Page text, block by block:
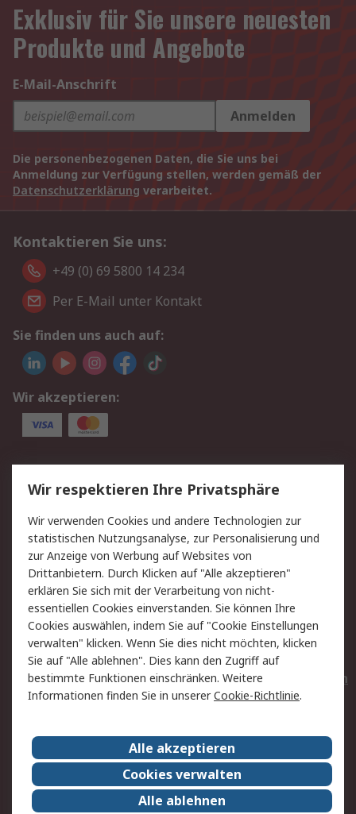
Exklusiv für Sie unsere neuesten
Produkte und Angebote
E-Mail-Anschrift
Anmelden
Die personenbezogenen Daten, die Sie uns bei
Anmeldung zur Verfügung stellen, werden gemäß der
Datenschutzerklärung verarbeitet.
Kontaktieren Sie uns:
+49 (0) 69 5800 14 234
Per E-Mail unter Kontakt
Sie finden uns auch auf:
Wir akzeptieren:
Service
Value Added Services
Lieferlösungen
Rücksendungen
Kontakt
Hilfe
Privatkunden
Rechtliches
AGB
Datenschutz
Cookie-Richtlinie
Zahlungsbedingungen
Copyright/Impressum
Entsorgung
Elektrogeräte/Batterien
RS weltweit
Karriere bei RS
Nachhaltigkeit
Qualität/Umwelt/ZertifikatePresse-Center
Wir respektieren Ihre Privatsphäre
Wir verwenden Cookies und andere Technologien zur
statistischen Nutzungsanalyse, zur Personalisierung und
zur Anzeige von Werbung auf Websites von
Drittanbietern. Durch Klicken auf "Alle akzeptieren"
erklären Sie sich mit der Verarbeitung von nicht-
essentiellen Cookies einverstanden. Sie können Ihre
Cookies auswählen, indem Sie auf "Cookie Einstellungen
verwalten" klicken. Wenn Sie dies nicht möchten, klicken
Sie auf "Alle ablehnen". Dies kann den Zugriff auf
bestimmte Funktionen einschränken. Weitere
Informationen finden Sie in unsererCookie-Richtlinie.
Alle akzeptieren
Cookies verwalten
Alle ablehnen